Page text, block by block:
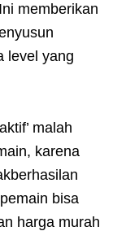
memberikan
level yang
malah
karena
bisa
harga murah